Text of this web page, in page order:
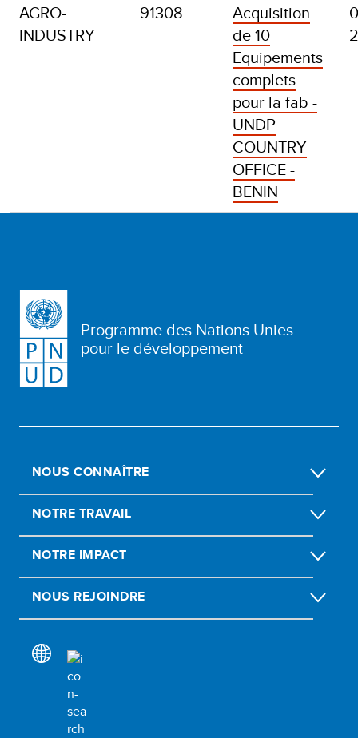
AGRO-
INDUSTRY
91308
Acquisition
de 10
Equipements
complets
pour la fab -
UNDP
COUNTRY
OFFICE -
BENIN
Programme des Nations Unies
pour le développement
NOUS CONNAÎTRE
NOTRE TRAVAIL
NOTRE IMPACT
NOUS REJOINDRE